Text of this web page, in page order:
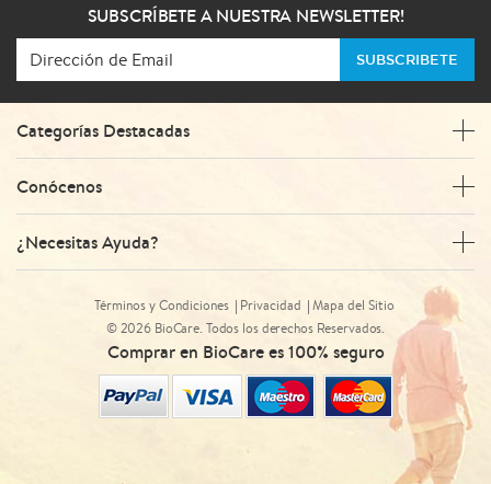
SUBSCRÍBETE A NUESTRA NEWSLETTER!
SUBSCRIBETE
Categorías Destacadas
Conócenos
¿Necesitas Ayuda?
Términos y Condiciones Privacidad
Mapa del Sitio
© 2026 BioCare. Todos los derechos Reservados.
Comprar en BioCare es 100% seguro